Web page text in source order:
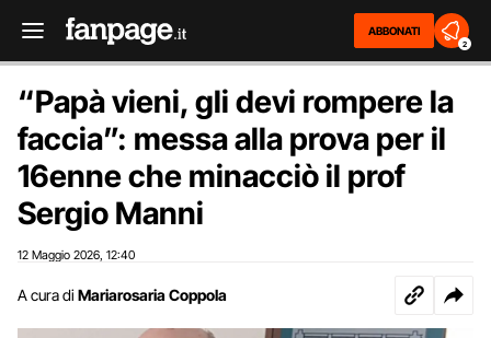
ABBONATI
2
“Papà vieni, gli devi rompere la
faccia”: messa alla prova per il
16enne che minacciò il prof
Sergio Manni
12 Maggio 2026 12:40
A cura di Mariarosaria Coppola